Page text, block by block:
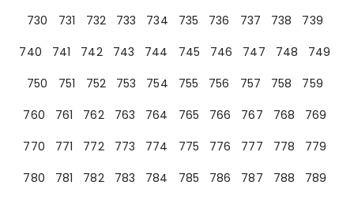
730
731 732 733 734 735 736 737 738
739
740
741 742 743 744 745 746 747 748
749
750
751 752 753 754 755 756 757 758
759
760
761 762 763 764 765 766 767 768
769
770
771 772 773 774 775 776 777 778
779
780
781 782 783 784 785 786 787 788
789